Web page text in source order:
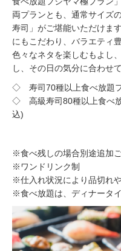
両プランとも、通常サイズ
寿司」がご堪能いただけま
にもこだわり、バラエティ
色々なネタを楽しむもよし
し、その日の気分に合わせ
◇ 寿司70種以上食べ放題
◇ 高級寿司80種以上食べ
込)
※食べ残しの場合別途追加
※ワンドリンク制
※仕入れ状況により品切れ
​※食べ放題は、ディナータ